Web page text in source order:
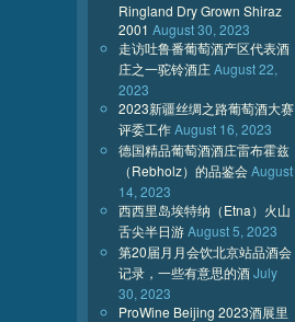
Ringland Dry Grown Shiraz
2001 August 30, 2023
走访吐鲁番葡萄酒产区代表酒
庄之一驼铃酒庄August 22,
2023
2023新疆丝绸之路葡萄酒大赛
评委工作August 16, 2023
德国精品葡萄酒酒庄雷布霍兹
（Rebholz）的品鉴会August
14, 2023
西西里岛埃特纳（Etna）火山
舌尖半日游August 5, 2023
第20届月月会饮北京站品酒会
记录，一些有意思的酒July
30, 2023
ProWine Beijing 2023酒展里